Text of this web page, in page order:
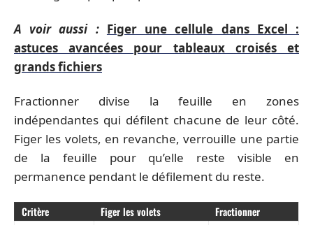
A voir aussi : Figer une cellule dans Excel :
astuces avancées pour tableaux croisés et
grands fichiers
Fractionner divise la feuille en zones
indépendantes qui défilent chacune de leur côté.
Figer les volets, en revanche, verrouille une partie
de la feuille pour qu’elle reste visible en
permanence pendant le défilement du reste.
Critère Figer les volets Fractionner